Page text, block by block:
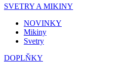
SVETRY A MIKINY
NOVINKY
Mikiny
Svetry
DOPLŇKY